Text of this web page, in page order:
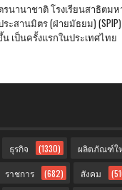
นานาชาติ โรงเรียนสาธิตม
ะสานมิตร (ฝ่ายมัธยม) (SPIP)
น เป็นครั้งแรกในประเทศไทย
ธุรกิจ (1330) ผลิตภัณฑ์ใ
ราชการ (682) สังคม